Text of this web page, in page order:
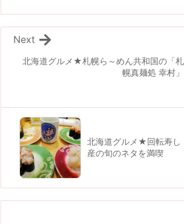
北海道グルメ★札幌ら～めん共和国の「札
幌真麺処 幸村」
Next
北海道グルメ★回転寿し
産の旬のネタを満喫